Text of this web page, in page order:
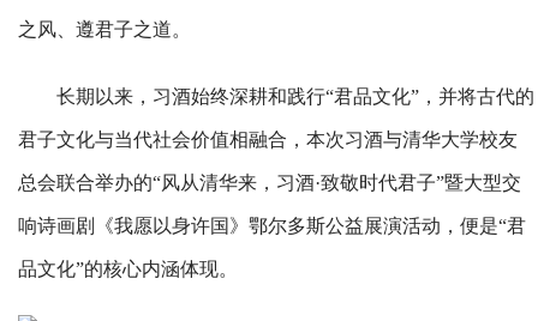
之风、遵君子之道。
长期以来，习酒始终深耕和践行“君品文化”，并将古代的
君子文化与当代社会价值相融合，本次习酒与清华大学校友
总会联合举办的“风从清华来，习酒·致敬时代君子”暨大型交
响诗画剧《我愿以身许国》鄂尔多斯公益展演活动，便是“君
品文化”的核心内涵体现。